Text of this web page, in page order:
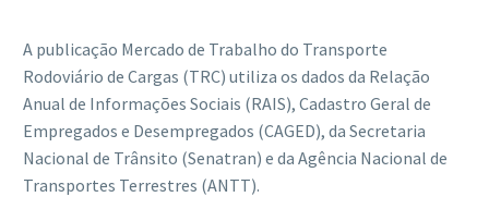
A publicação Mercado de Trabalho do Transporte
Rodoviário de Cargas (TRC) utiliza os dados da Relação
Anual de Informações Sociais (RAIS), Cadastro Geral de
Empregados e Desempregados (CAGED), da Secretaria
Nacional de Trânsito (Senatran) e da Agência Nacional de
Transportes Terrestres (ANTT).